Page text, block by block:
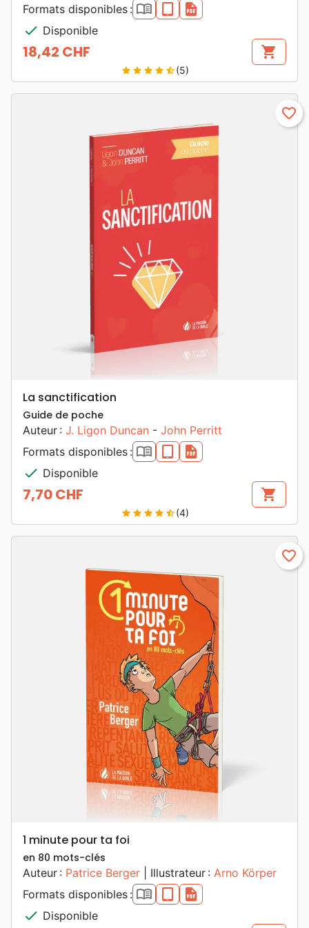
Formats disponibles : book_open epub
pdf
check Disponible
Prix
18,42 CHF shopping_cart
star star star star star_half(5)
favorite_border
La sanctification
Guide de poche
Auteur : J. Ligon Duncan - John Perritt
Formats disponibles : book_open epub
pdf
check Disponible
Prix
7,70 CHF shopping_cart
star star star star star_half(4)
favorite_border
1 minute pour ta foi
en 80 mots-clés
Auteur : Patrice Berger | Illustrateur : Arno Körper
Formats disponibles : book_open epub
pdf
check Disponible